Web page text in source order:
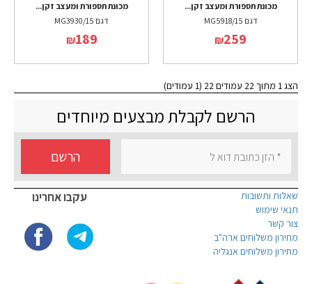
מכונת תספורת ומעצב זקן...
דגם MG5918/15
₪259
מכונת תספורת ומעצב זקן...
דגם MG3930/15
₪189
הצג 1 מתוך 22 עמודים 22 (1 עמודים)
הרשם לקבלת מבצעים מיוחדים
הרשם
עקבו אחרינו
שאלות ותשובות
תנאי שימוש
צור קשר
מחירון משלוחים ארה"ב
מחירון משלוחים אנגליה